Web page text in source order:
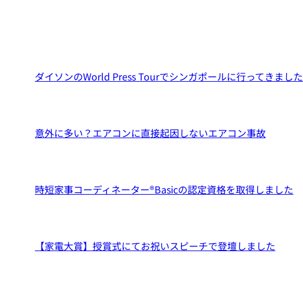
ダイソンのWorld Press Tourでシンガポールに行ってきました
意外に多い？エアコンに直接起因しないエアコン事故
時短家事コーディネーター®️Basicの認定資格を取得しました
【家電大賞】授賞式にてお祝いスピーチで登壇しました